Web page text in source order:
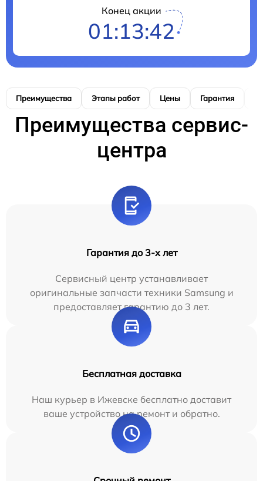
Конец акции
01:13:41
Преимущества Этапы работ Цены Гарантия
Преимущества сервис-
центра
Гарантия до 3-х лет
Сервисный центр устанавливает
оригинальные запчасти техники Samsung и
предоставляет гарантию до 3 лет.
Бесплатная доставка
Наш курьер в Ижевске бесплатно доставит
ваше устройство на ремонт и обратно.